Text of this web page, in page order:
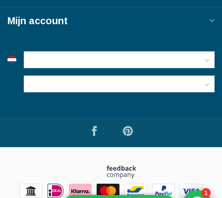
Mijn account